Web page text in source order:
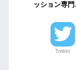
ッション専
Twitter